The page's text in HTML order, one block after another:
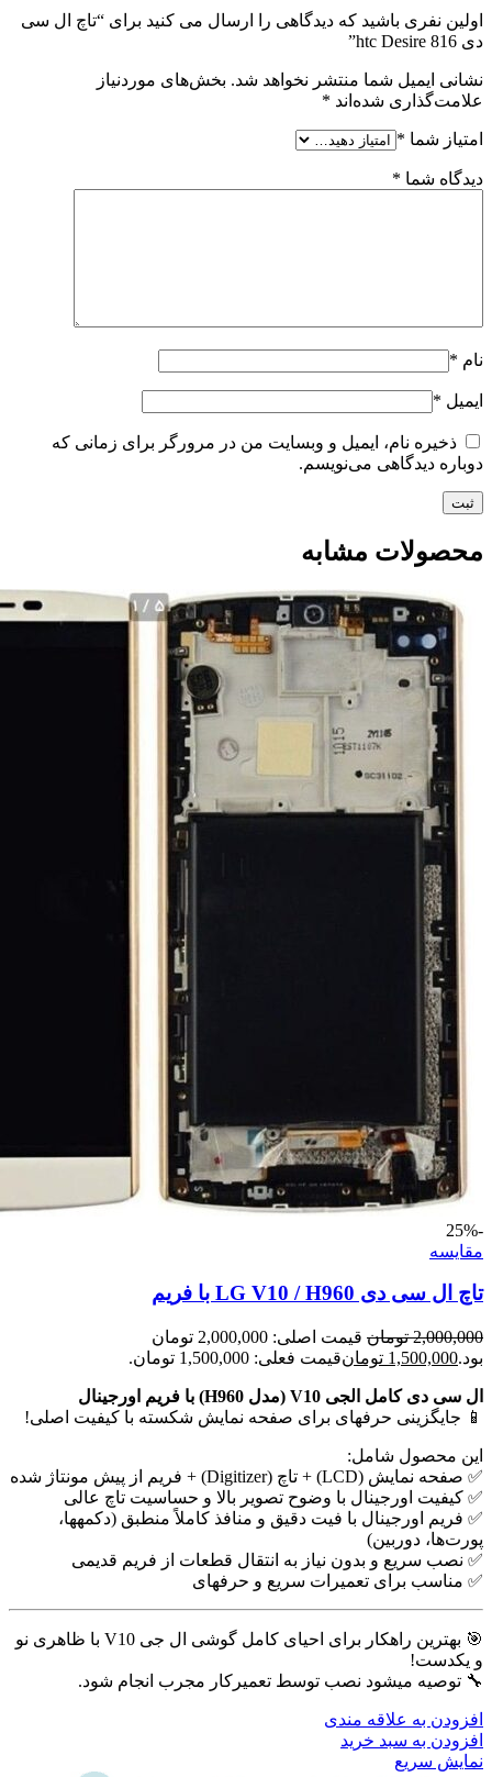
اولین نفری باشید که دیدگاهی را ارسال می کنید برای “تاچ ال سی
دی htc Desire 816”
نشانی ایمیل شما منتشر نخواهد شد. بخش‌های موردنیاز
علامت‌گذاری شده‌اند *
امتیاز شما *
دیدگاه شما *
نام *
ایمیل *
ذخیره نام، ایمیل و وبسایت من در مرورگر برای زمانی که
دوباره دیدگاهی می‌نویسم.
محصولات مشابه
-25%
مقايسه
تاچ ال سی دی LG V10 / H960 با فریم
2,000,000 تومان
قیمت اصلی: 2,000,000 تومان
بود.1,500,000 تومانقیمت فعلی: 1,500,000 تومان.
ال سی دی کامل الجی V10 (مدل H960) با فریم اورجینال
📱 جایگزینی حرفهای برای صفحه نمایش شکسته با کیفیت اصلی!
این محصول شامل:
✅ صفحه نمایش (LCD) + تاچ (Digitizer) + فریم از پیش مونتاژ شده
✅ کیفیت اورجینال با وضوح تصویر بالا و حساسیت تاچ عالی
✅ فریم اورجینال با فیت دقیق و منافذ کاملاً منطبق (دکمهها،
پورت‌ها، دوربین)
✅ نصب سریع و بدون نیاز به انتقال قطعات از فریم قدیمی
✅ مناسب برای تعمیرات سریع و حرفهای
🎯 بهترین راهکار برای احیای کامل گوشی ال جی V10 با ظاهری نو
و یکدست!
🔧 توصیه میشود نصب توسط تعمیرکار مجرب انجام شود.
افزودن به علاقه مندی
افزودن به سبد خرید
نمایش سریع